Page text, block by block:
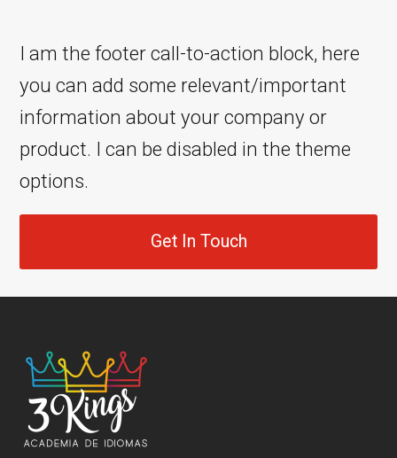
I am the footer call-to-action block, here
you can add some relevant/important
information about your company or
product. I can be disabled in the theme
options.
Get In Touch